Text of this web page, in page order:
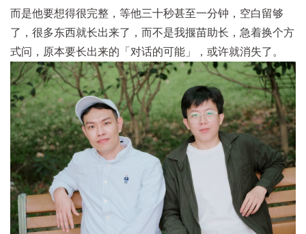
而是他要想得很完整，等他三十秒甚至一分钟，空白留够
了，很多东西就长出来了，而不是我揠苗助长，急着换个方
式问，原本要长出来的「对话的可能」，或许就消失了。